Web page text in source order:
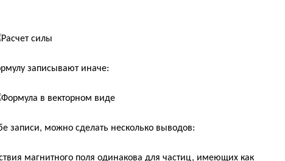
записывают иначе:
записи, можно сделать несколько выводов:
магнитного поля одинакова для частиц, имеющих как